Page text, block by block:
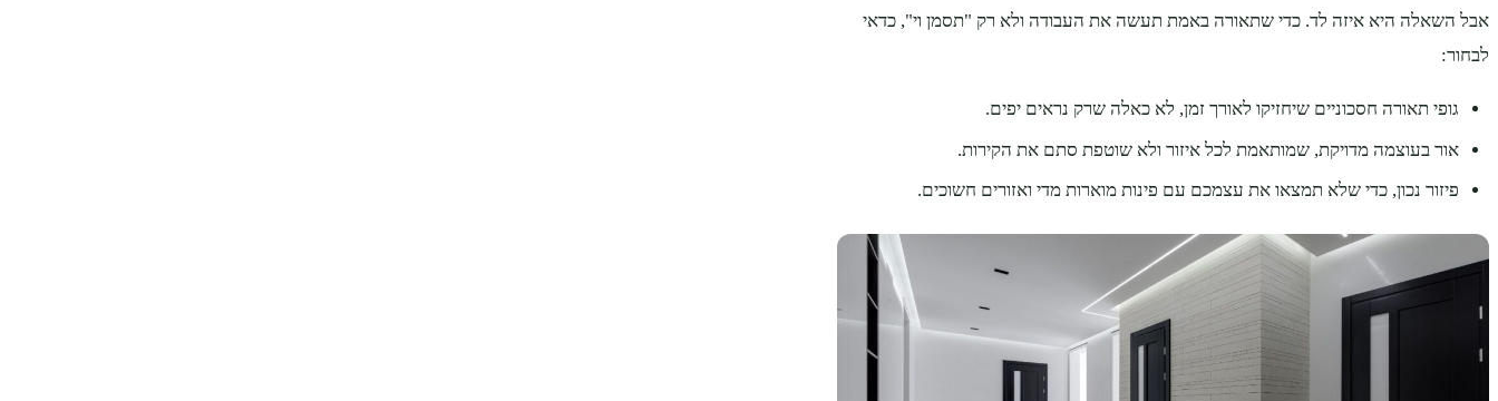
אבל השאלה היא איזה לד. כדי שתאורה באמת תעשה את העבודה ולא רק "תסמן וי", כדאי
לבחור:
גופי תאורה חסכוניים שיחזיקו לאורך זמן, לא כאלה שרק נראים יפים.
אור בעוצמה מדויקת, שמותאמת לכל איזור ולא שוטפת סתם את הקירות.
פיזור נכון, כדי שלא תמצאו את עצמכם עם פינות מוארות מדי ואזורים חשוכים.